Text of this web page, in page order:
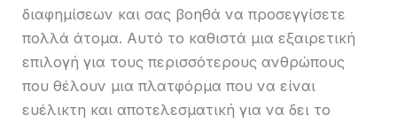
διαφημίσεων και σας βοηθά να προσεγγίσετε
πολλά άτομα. Αυτό το καθιστά μια εξαιρετική
επιλογή για τους περισσότερους ανθρώπους
που θέλουν μια πλατφόρμα που να είναι
ευέλικτη και αποτελεσματική για να δει το